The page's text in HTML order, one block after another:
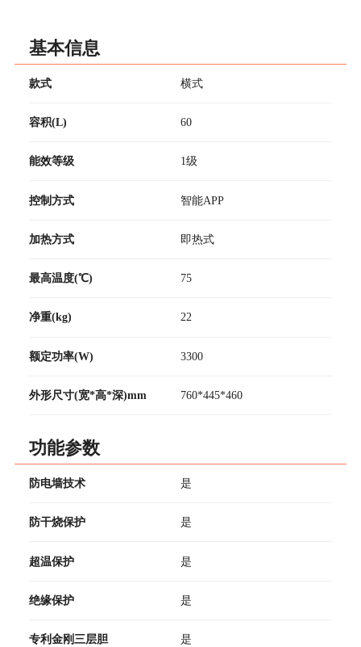
基本信息
款式 横式
容积(L) 60
能效等级 1级
控制方式 智能APP
加热方式 即热式
最高温度(℃) 75
净重(kg) 22
额定功率(W) 3300
外形尺寸(宽*高*深)mm 760*445*460
功能参数
防电墙技术 是
防干烧保护 是
超温保护 是
绝缘保护 是
专利金刚三层胆 是